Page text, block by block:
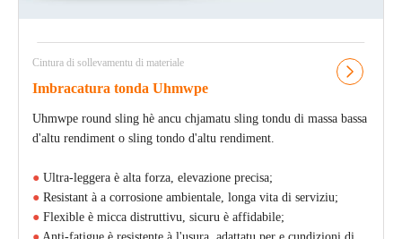
Cintura di sollevamentu di materiale
Imbracatura tonda Uhmwpe
Uhmwpe round sling hè ancu chjamatu sling tondu di massa bassa
d'altu rendiment o sling tondo d'altu rendiment.
● Ultra-leggera è alta forza, elevazione precisa;
● Resistant à a corrosione ambientale, longa vita di serviziu;
● Flexible è micca distruttivu, sicuru è affidabile;